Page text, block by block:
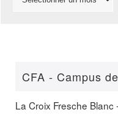
CFA - Campus
La Croix Fresche Blanc